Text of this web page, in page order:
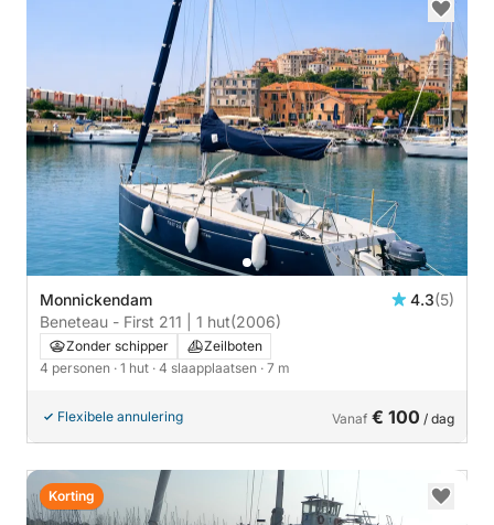
Monnickendam 4.3(5)
Beneteau - First 211 | 1 hut(2006)
Zonder schipper
Zeilboten
4 personen · 1 hut · 4 slaapplaatsen · 7 m
Flexibele annulering Vanaf € 100 / dag
Korting